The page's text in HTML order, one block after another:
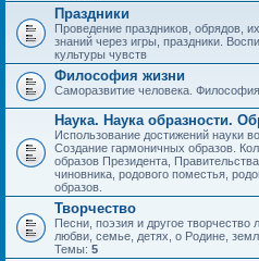
Праздники
Проведение праздников, обрядов,
знаний через игры, праздники.
культуры чувств
Философия жизни
Саморазвитие человека.
Наука. Наука образности.
Использование достижений науки
Создание гармоничных образов.
образов Президента,
чиновника, родового поместья,
образов.
Творчество
Песни, поэзия и другое
любви, семье, детях, о Родине,
Темы: 5